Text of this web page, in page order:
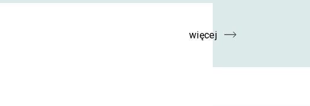
więcej